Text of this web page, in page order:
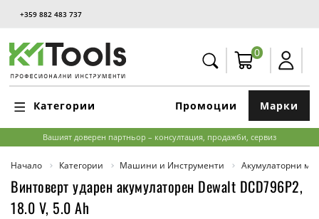
+359 882 483 737
0
Категории Марки
Промоции
Вашият доверен партньор – консултация, продажби, сервиз
Начало Категории Машини и Инструменти Акумулаторни
Винтоверт ударен акумулаторен Dewalt DCD796P2,
18.0 V, 5.0 Ah